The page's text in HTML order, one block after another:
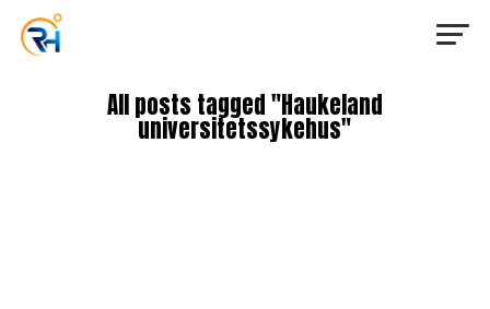
All posts tagged "Haukeland
universitetssykehus"